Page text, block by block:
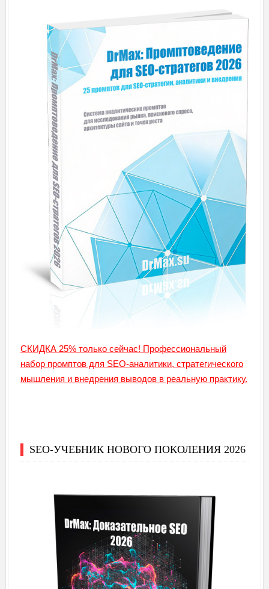
СКИДКА 25% только сейчас! Профессиональный
набор промптов для SEO-аналитики, стратегического
мышления и внедрения выводов в реальную практику.
SEO-УЧЕБНИК НОВОГО ПОКОЛЕНИЯ 2026